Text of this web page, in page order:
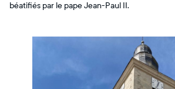
béatifiés par le pape Jean-Paul II.